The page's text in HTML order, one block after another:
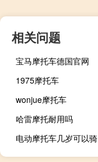
相关问题
宝马摩托车德国官网
1975摩托车
wonjue摩托车
哈雷摩托耐用吗
电动摩托车几岁可以骑